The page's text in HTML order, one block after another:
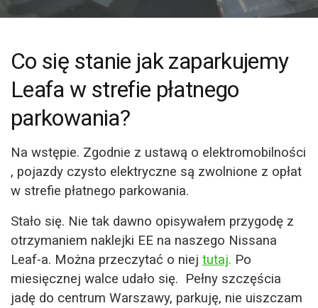
Co się stanie jak zaparkujemy
Leafa w strefie płatnego
parkowania?
Na wstępie. Zgodnie z ustawą o elektromobilności
, pojazdy czysto elektryczne są zwolnione z opłat
w strefie płatnego parkowania.
Stało się. Nie tak dawno opisywałem przygodę z
otrzymaniem naklejki EE na naszego Nissana
Leaf-a. Można przeczytać o niej tutaj. Po
miesięcznej walce udało się. Pełny szczęścia
jadę do centrum Warszawy, parkuję, nie uiszczam